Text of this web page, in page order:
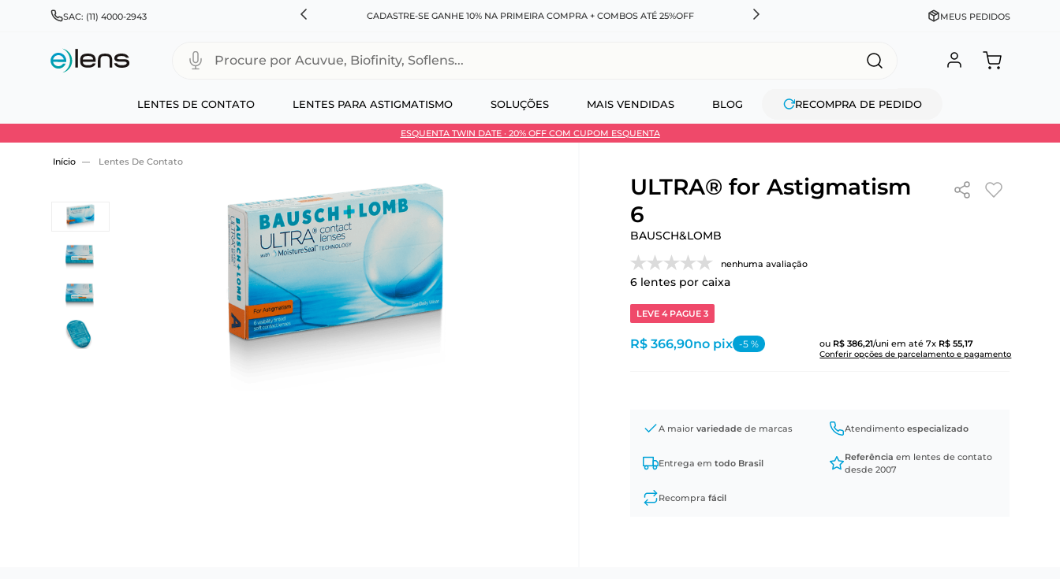
SAC: (11) 4000-2943
PARA TODO BRASIL E EXPRESSO PARA CAPITAIS CADASTRE-SE GANHE 10% NA PRIMEIRA COMPRA + COMBOS ATÉ 25%OFF DESCONTO NO PIX OU À VISTA + PARCELAMENTO EM
MEUS PEDIDOS
LENTES DE CONTATO LENTES PARA ASTIGMATISMO SOLUÇÕES MAIS VENDIDAS BLOG RECOMPRA DE PEDIDO
Procure por Acuvue, Biofinity, Soflens...
ESQUENTA TWIN DATE · 20% OFF COM CUPOM ESQUENTA
Use 30HOJE e ganhe 30% OFF + economia extra no Pix
Lentes De Contato
ULTRA® for Astigmatism
6
BAUSCH&LOMB
nenhuma avaliação
6lentes por caixa
LEVE 4 PAGUE 3
ou R$ 386,21/uni em até7x R$ 55,17
Conferir opções de parcelamento e pagamento
R$ 366,90no pix -5%
A maior variedadede marcas Atendimentoespecializado
Entrega em todo Brasil
Referência em lentes de contato
desde 2007
Recompra fácil